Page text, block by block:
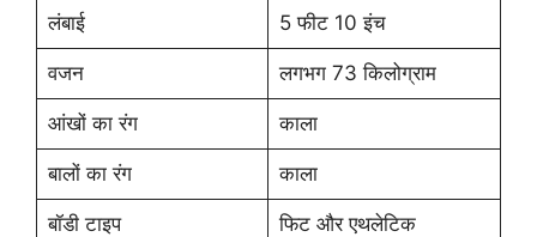
लंबाई 5 फीट 10 इंच
वजन लगभग 73 किलोग्राम
आंखों का रंग काला
बालों का रंग काला
बॉडी टाइप फिट और एथलेटिक